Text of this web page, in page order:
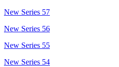
New Series 57
New Series 56
New Series 55
New Series 54